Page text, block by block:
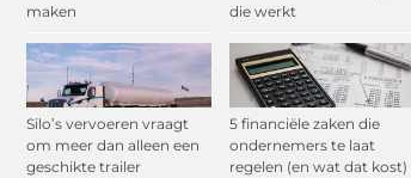
maken
die werkt
Silo’s vervoeren vraagt
om meer dan alleen een
geschikte trailer
5 financiële zaken die
ondernemers te laat
regelen (en wat dat kost)